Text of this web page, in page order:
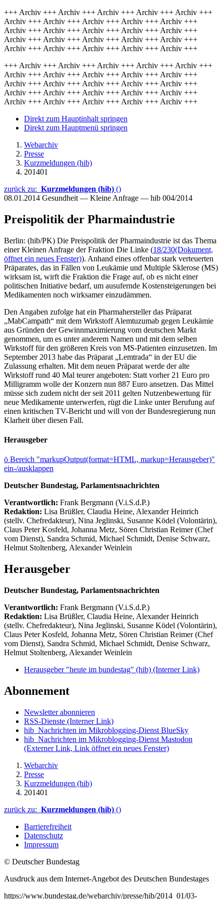
+++ Archiv +++ Archiv +++ Archiv +++ Archiv +++ Archiv +++
Archiv +++ Archiv +++ Archiv +++ Archiv +++ Archiv +++
Archiv +++ Archiv +++ Archiv +++ Archiv +++ Archiv +++
Archiv +++ Archiv +++ Archiv +++ Archiv +++ Archiv +++
Archiv +++ Archiv +++ Archiv +++ Archiv +++ Archiv +++
+++ Archiv +++ Archiv +++ Archiv +++ Archiv +++ Archiv +++
Archiv +++ Archiv +++ Archiv +++ Archiv +++ Archiv +++
Archiv +++ Archiv +++ Archiv +++ Archiv +++ Archiv +++
Archiv +++ Archiv +++ Archiv +++ Archiv +++ Archiv +++
Archiv +++ Archiv +++ Archiv +++ Archiv +++ Archiv +++
Direkt zum Hauptinhalt springen
Direkt zum Hauptmenü springen
Webarchiv
Presse
Kurzmeldungen (hib)
201401
zurück zu: Kurzmeldungen (hib) ()
08.01.2014 Gesundheit — Kleine Anfrage — hib 004/2014
Preispolitik der Pharmaindustrie
Berlin: (hib/PK) Die Preispolitik der Pharmaindustrie ist das Thema
einer Kleinen Anfrage der Fraktion Die Linke (18/230(Dokument,
öffnet ein neues Fenster)). Anhand eines offenbar stark verteuerten
Präparates, das in Fällen von Leukämie und Multiple Sklerose (MS)
wirksam ist, wirft die Fraktion die Frage auf, ob es nicht einer
politischen Initiative bedarf, um ausufernde Kostensteigerungen bei
Medikamenten noch wirksamer einzudämmen.
Den Angaben zufolge hat ein Pharmahersteller das Präparat
„MabCampath“ mit dem Wirkstoff Alemtuzumab gegen Leukämie
aus Gründen der Gewinnmaximierung vom deutschen Markt
genommen, um es unter anderem Namen und mit dem selben
Wirkstoff für den größeren Kreis von MS-Patienten einzusetzen. Im
September 2013 habe das Präparat „Lemtrada“ in der EU die
Zulassung erhalten. Mit dem neuen Präparat werde der alte
Wirkstoff rund 40 Mal teurer angeboten: Statt vorher 21 Euro pro
Milligramm wolle der Konzern nun 887 Euro ansetzen. Das Mittel
müsse sich zudem nicht der seit 2011 gelten Nutzenbewertung für
neue Medikamente unterwerfen, rügt die Linke unter Berufung auf
einen kritischen TV-Bericht und will von der Bundesregierung nun
Klarheit über diesen Fall.
Herausgeber
ö Bereich "markupOutput(format=HTML, markup=Herausgeber)"
ein-/ausklappen
Deutscher Bundestag, Parlamentsnachrichten
Verantwortlich: Frank Bergmann (V.i.S.d.P.)
Redaktion: Lisa Brüßler, Claudia Heine, Alexander Heinrich
(stellv. Chefredakteur), Nina Jeglinski, Susanne Ködel (Volontärin),
Claus Peter Kosfeld, Johanna Metz, Sören Christian Reimer (Chef
vom Dienst), Sandra Schmid, Michael Schmidt, Denise Schwarz,
Helmut Stoltenberg, Alexander Weinlein
Herausgeber
Deutscher Bundestag, Parlamentsnachrichten
Verantwortlich: Frank Bergmann (V.i.S.d.P.)
Redaktion: Lisa Brüßler, Claudia Heine, Alexander Heinrich
(stellv. Chefredakteur), Nina Jeglinski, Susanne Ködel (Volontärin),
Claus Peter Kosfeld, Johanna Metz, Sören Christian Reimer (Chef
vom Dienst), Sandra Schmid, Michael Schmidt, Denise Schwarz,
Helmut Stoltenberg, Alexander Weinlein
Herausgeber "heute im bundestag" (hib) (Interner Link)
Abonnement
Newsletter abonnieren
RSS-Dienste (Interner Link)
hib_Nachrichten im Mikroblogging-Dienst BlueSky
hib_Nachrichten im Mikroblogging-Dienst Mastodon
(Externer Link, Link öffnet ein neues Fenster)
Webarchiv
Presse
Kurzmeldungen (hib)
201401
zurück zu: Kurzmeldungen (hib) ()
Barrierefreiheit
Datenschutz
Impressum
© Deutscher Bundestag
Ausdruck aus dem Internet-Angebot des Deutschen Bundestages
https://www.bundestag.de/webarchiv/presse/hib/2014_01/03-